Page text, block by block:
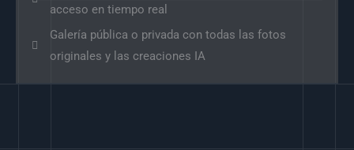
acceso en tiempo real
Galería pública o privada con todas las fotos
originales y las creaciones IA